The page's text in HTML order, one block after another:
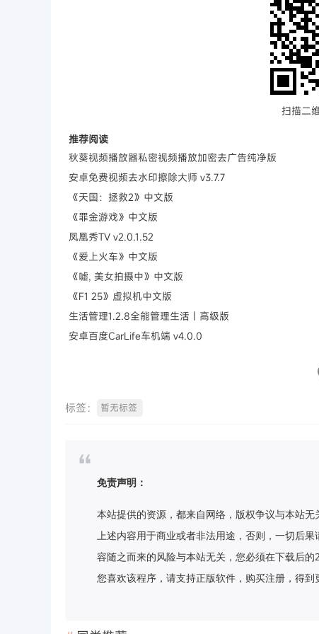
扫描二
推荐阅读
秋葵视频播放器私密视频播放加密去广告纯净版
安卓免费视频去水印擦除大师 v3.7.7
《天国：拯救2》中文版
《罪金游戏》中文版
凤凰秀TV v2.0.1.52
《爱上火车》中文版
《嘘, 美女拍摄中》中文版
《F1 25》虚拟机中文版
生活管理1.2.8全能管理生活｜高级版
安卓百度CarLife车机端 v4.0.0
标签： 暂无标签
免责声明：
本站提供的资源，都来自网络，版权争议与本站
上述内容用于商业或者非法用途，否则，一切后
容随之而来的风险与本站无关，您必须在下载后
您喜欢该程序，请支持正版软件，购买注册，得